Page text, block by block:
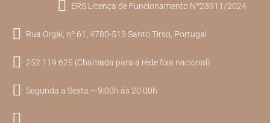
ERS Licença de Funcionamento Nº23911/2024
Rua Orgal, nº 61, 4780-513 Santo Tirso, Portugal
252 119 625 (Chamada para a rede fixa nacional)
Segunda a Sexta – 9:00h às 20:00h